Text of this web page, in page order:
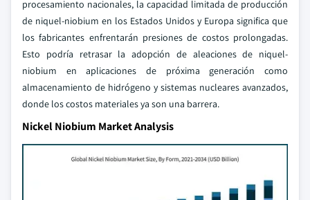
procesamiento nacionales, la capacidad limitada de producción
de niquel-niobium en los Estados Unidos y Europa significa que
los fabricantes enfrentarán presiones de costos prolongadas.
Esto podría retrasar la adopción de aleaciones de niquel-
niobium en aplicaciones de próxima generación como
almacenamiento de hidrógeno y sistemas nucleares avanzados,
donde los costos materiales ya son una barrera.
Nickel Niobium Market Analysis